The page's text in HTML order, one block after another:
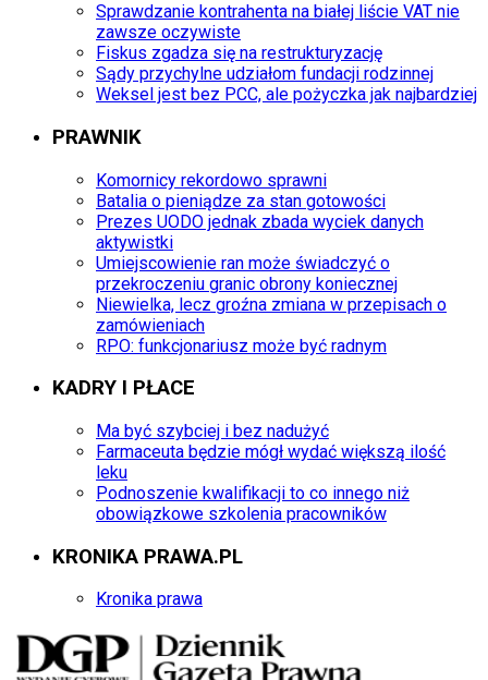
Sprawdzanie kontrahenta na białej liście VAT nie
zawsze oczywiste
Fiskus zgadza się na restrukturyzację
Sądy przychylne udziałom fundacji rodzinnej
Weksel jest bez PCC, ale pożyczka jak najbardziej
PRAWNIK
Komornicy rekordowo sprawni
Batalia o pieniądze za stan gotowości
Prezes UODO jednak zbada wyciek danych
aktywistki
Umiejscowienie ran może świadczyć o
przekroczeniu granic obrony koniecznej
Niewielka, lecz groźna zmiana w przepisach o
zamówieniach
RPO: funkcjonariusz może być radnym
KADRY I PŁACE
Ma być szybciej i bez nadużyć
Farmaceuta będzie mógł wydać większą ilość
leku
Podnoszenie kwalifikacji to co innego niż
obowiązkowe szkolenia pracowników
KRONIKA PRAWA.PL
Kronika prawa